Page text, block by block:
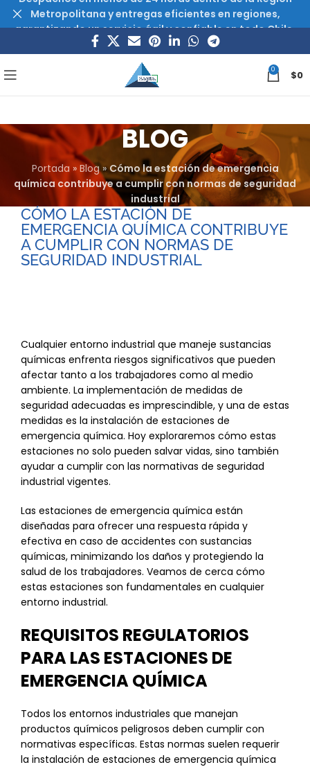
0 $0
BLOG
Portada» Blog»Cómo la estación de emergencia
química contribuye a cumplir con normas de seguridad
industrial
CÓMO LA ESTACIÓN DE
EMERGENCIA QUÍMICA CONTRIBUYE
A CUMPLIR CON NORMAS DE
SEGURIDAD INDUSTRIAL
Cualquier entorno industrial que maneje sustancias
químicas enfrenta riesgos significativos que pueden
afectar tanto a los trabajadores como al medio
ambiente. La implementación de medidas de
seguridad adecuadas es imprescindible, y una de estas
medidas es la instalación de estaciones de
emergencia química. Hoy exploraremos cómo estas
estaciones no solo pueden salvar vidas, sino también
ayudar a cumplir con las normativas de seguridad
industrial vigentes.
Las estaciones de emergencia química están
diseñadas para ofrecer una respuesta rápida y
efectiva en caso de accidentes con sustancias
químicas, minimizando los daños y protegiendo la
salud de los trabajadores. Veamos de cerca cómo
estas estaciones son fundamentales en cualquier
entorno industrial.
REQUISITOS REGULATORIOS
PARA LAS ESTACIONES DE
EMERGENCIA QUÍMICA
Todos los entornos industriales que manejan
productos químicos peligrosos deben cumplir con
normativas específicas. Estas normas suelen requerir
la instalación de estaciones de emergencia química
Metropolitana y entregas eficientes en regiones,
garantizando un servicio ágil y confiable en todo Chile.